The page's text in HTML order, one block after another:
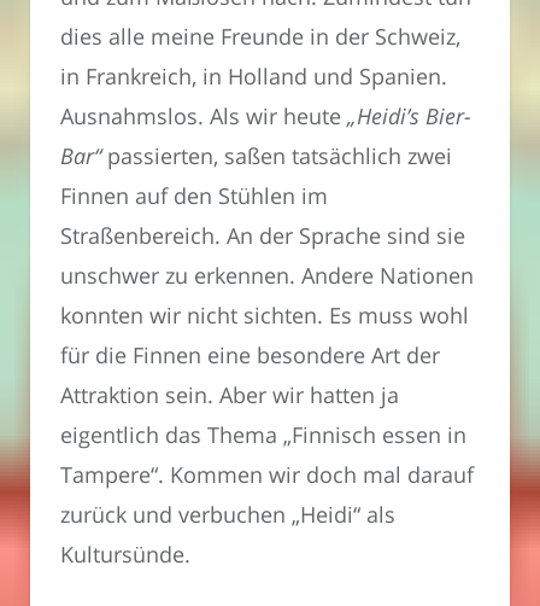
dies alle meine Freunde in der Schweiz,
in Frankreich, in Holland und Spanien.
Ausnahmslos. Als wir heute „Heidi’s Bier-
Bar“passierten, saßen tatsächlich zwei
Finnen auf den Stühlen im
Straßenbereich. An der Sprache sind sie
unschwer zu erkennen. Andere Nationen
konnten wir nicht sichten. Es muss wohl
für die Finnen eine besondere Art der
Attraktion sein. Aber wir hatten ja
eigentlich das Thema „Finnisch essen in
Tampere“. Kommen wir doch mal darauf
zurück und verbuchen „Heidi“ als
Kultursünde.